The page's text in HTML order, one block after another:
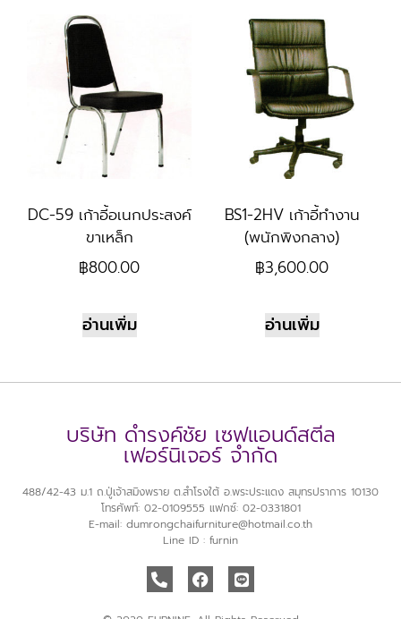
DC-59 เก้าอี้อเนกประสงค์
ขาเหล็ก
฿800.00
อ่านเพิ่ม
BS1-2HV เก้าอี้ทำงาน
(พนักพิงกลาง)
฿3,600.00
อ่านเพิ่ม
บริษัท ดำรงค์ชัย เซฟแอนด์สตีล
เฟอร์นิเจอร์ จำกัด
488/42-43 ม.1 ถ.ปู่เจ้าสมิงพราย ต.สำโรงใต้ อ.พระประแดง สมุทรปราการ 10130
โทรศัพท์: 02-0109555 แฟกซ์: 02-0331801
E-mail: dumrongchaifurniture@hotmail.co.th
Line ID : furnin